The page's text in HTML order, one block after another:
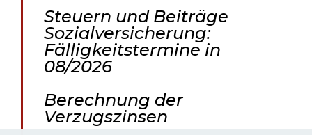
Steuern und Beiträge
Sozialversicherung:
Fälligkeitstermine in
08/2026
Berechnung der
Verzugszinsen